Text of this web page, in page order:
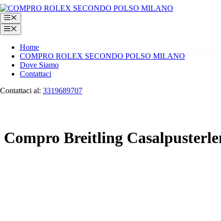
Vai
al
contenuto
Menu
Menu
Home
COMPRO ROLEX SECONDO POLSO MILANO
Dove Siamo
Contattaci
Contattaci al: 3319689707
Compro Breitling